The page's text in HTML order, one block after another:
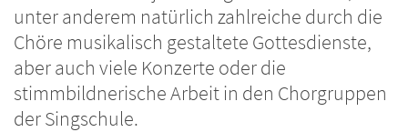
unter anderem natürlich zahlreiche durch die
Chöre musikalisch gestaltete Gottesdienste,
aber auch viele Konzerte oder die
stimmbildnerische Arbeit in den Chorgruppen
der Singschule.